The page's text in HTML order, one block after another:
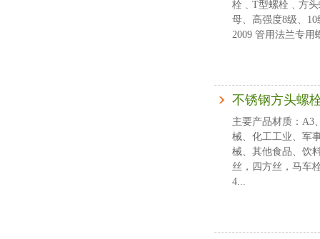
栓﹑T型螺栓﹑方
母、高强度8级、
2009 管用法兰专
不锈钢方头螺
主要产品材质：A3
械、化工工业、军
械、其他食品、饮
丝，四方丝，马车
4...